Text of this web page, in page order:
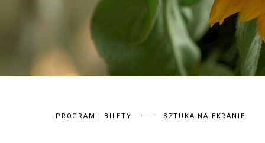
PROGRAM I BILETY SZTUKA NA EKRANIE